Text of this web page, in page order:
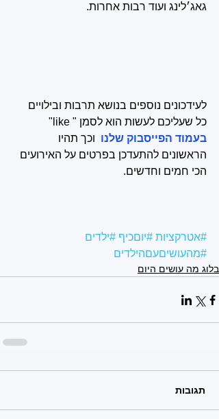
גאג׳לינג ועוד רבות אחרות.
לעידכונים נוספים בנושא תרבות ובילויים
כל שעליכם לעשות הוא לסמן " like"
בעמוד הפייסבוק שלנו וכך תהיו
הראשונים להתעדכן בפרטים על האירועים
הכי חמים וחדשים.
#אטרקציות #יוםכיף #ילדים
#מהעושיםעםהילדים
בלוג מה עושים היום
תגובות